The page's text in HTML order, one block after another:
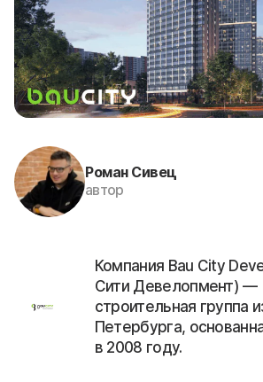
Роман Сивец
автор
Компания Bau City
Сити Девелопмент) —
строительная группа
Петербурга,
в 2008 году.